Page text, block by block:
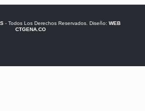
- Todos Los Derechos Reservados. Diseño: WEB
CTGENA.CO